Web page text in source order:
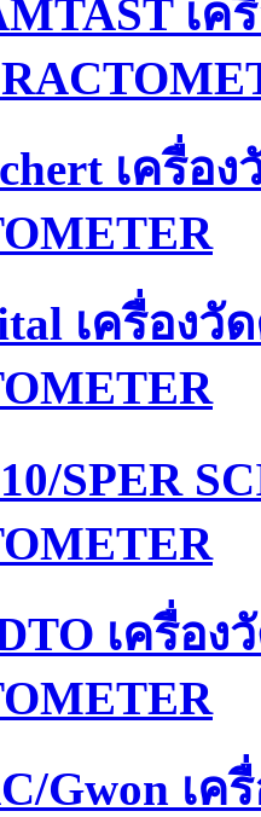
เ
เครื่อ
เครื่องวั
SPER
เครื่อ
Gwon เ